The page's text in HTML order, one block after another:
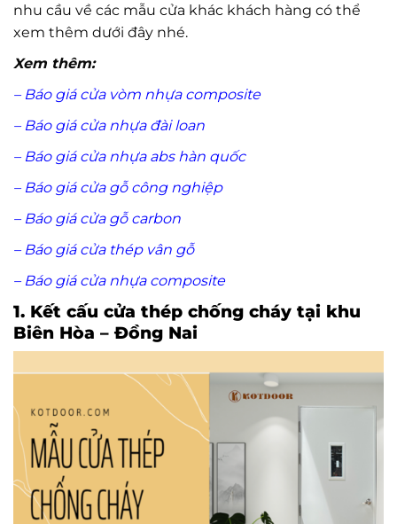
nhu cầu về các mẫu cửa khác khách hàng có thể
xem thêm dưới đây nhé.
Xem thêm:
– Báo giá cửa vòm nhựa composite
– Báo giá cửa nhựa đài loan
– Báo giá cửa nhựa abs hàn quốc
– Báo giá cửa gỗ công nghiệp
–Báo giá cửa gỗ carbon
– Báo giá cửa thép vân gỗ
– Báo giá cửa nhựa composite
1. Kết cấu cửa thép chống cháy tại khu
Biên Hòa – Đồng Nai